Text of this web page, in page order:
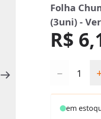
Folha
(3uni) -
R$
−
em